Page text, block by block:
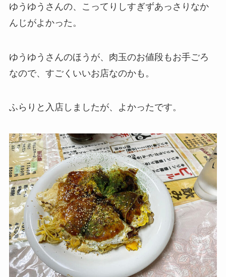
ゆうゆうさんの、こってりしすぎずあっさりなか
んじがよかった。
ゆうゆうさんのほうが、肉玉のお値段もお手ごろ
なので、すごくいいお店なのかも。
ふらりと入店しましたが、よかったです。